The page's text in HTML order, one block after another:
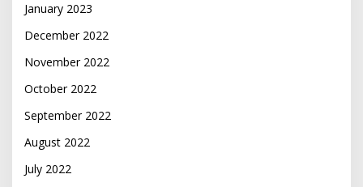
January 2023
December 2022
November 2022
October 2022
September 2022
August 2022
July 2022